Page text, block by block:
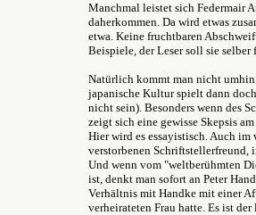
Manchmal leistet sich Federmair
daherkommen. Da wird etwas
etwa. Keine fruchtbaren
Beispiele, der Leser soll sie
Natürlich kommt man nicht
japanische Kultur spielt dann
nicht sein). Besonders wenn des
zeigt sich eine gewisse Skepsis
Hier wird es essayistisch. Auch
verstorbenen Schriftstellerfreund,
Und wenn vom "weltberühmten
ist, denkt man sofort an Peter
Verhältnis mit Handke mit einer
verheirateten Frau hatte. Es ist